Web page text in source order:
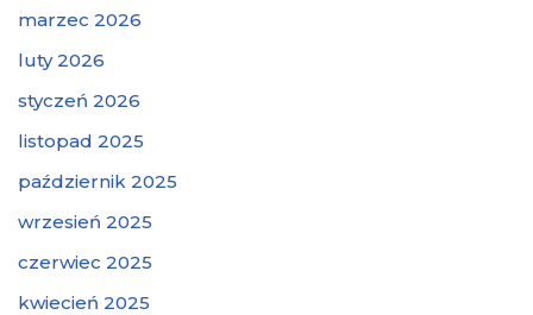
marzec 2026
luty 2026
styczeń 2026
listopad 2025
październik 2025
wrzesień 2025
czerwiec 2025
kwiecień 2025